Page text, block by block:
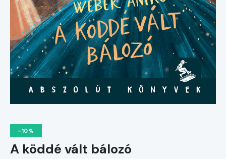
-10%
A köddé vált bálozó